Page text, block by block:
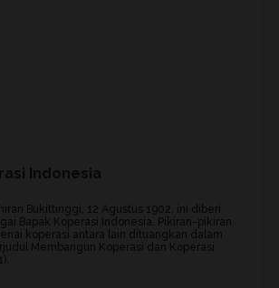
Indonesia
Bukittinggi, 12 Agustus 1902, ini diberi
Bapak Koperasi Indonesia. Pikiran-pikiran
koperasi antara lain dituangkan dalam
Membangun Koperasi dan Koperasi